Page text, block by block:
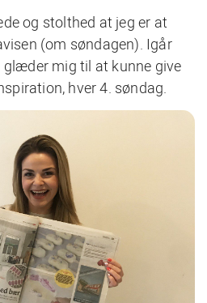
og stolthed at jeg er at
(om søndagen). Igår
mig til at kunne give
hver 4. søndag.